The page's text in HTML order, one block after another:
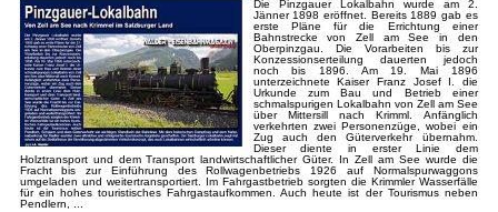
Die Pinzgauer Lokalbahn wurde am 2.
Jänner 1898 eröffnet. Bereits 1889 gab es
erste Pläne für die Errichtung einer
Bahnstrecke von Zell am See in den
Oberpinzgau. Die Vorarbeiten bis zur
Konzessionserteilung dauerten jedoch
noch bis 1896. Am 19. Mai 1896
unterzeichnete Kaiser Franz Josef I. die
Urkunde zum Bau und Betrieb einer
schmalspurigen Lokalbahn von Zell am See
über Mittersill nach Krimml. Anfänglich
verkehrten zwei Personenzüge, wobei ein
Zug auch den Güterverkehr übernahm.
Dieser diente in erster Linie dem
Holztransport und dem Transport landwirtschaftlicher Güter. In Zell am See wurde die
Fracht bis zur Einführung des Rollwagenbetriebs 1926 auf Normalspurwaggons
umgeladen und weitertransportiert. Im Fahrgastbetrieb sorgten die Krimmler Wasserfälle
für ein hohes touristisches Fahrgastaufkommen. Auch heute ist der Tourismus neben
Pendlern, ...